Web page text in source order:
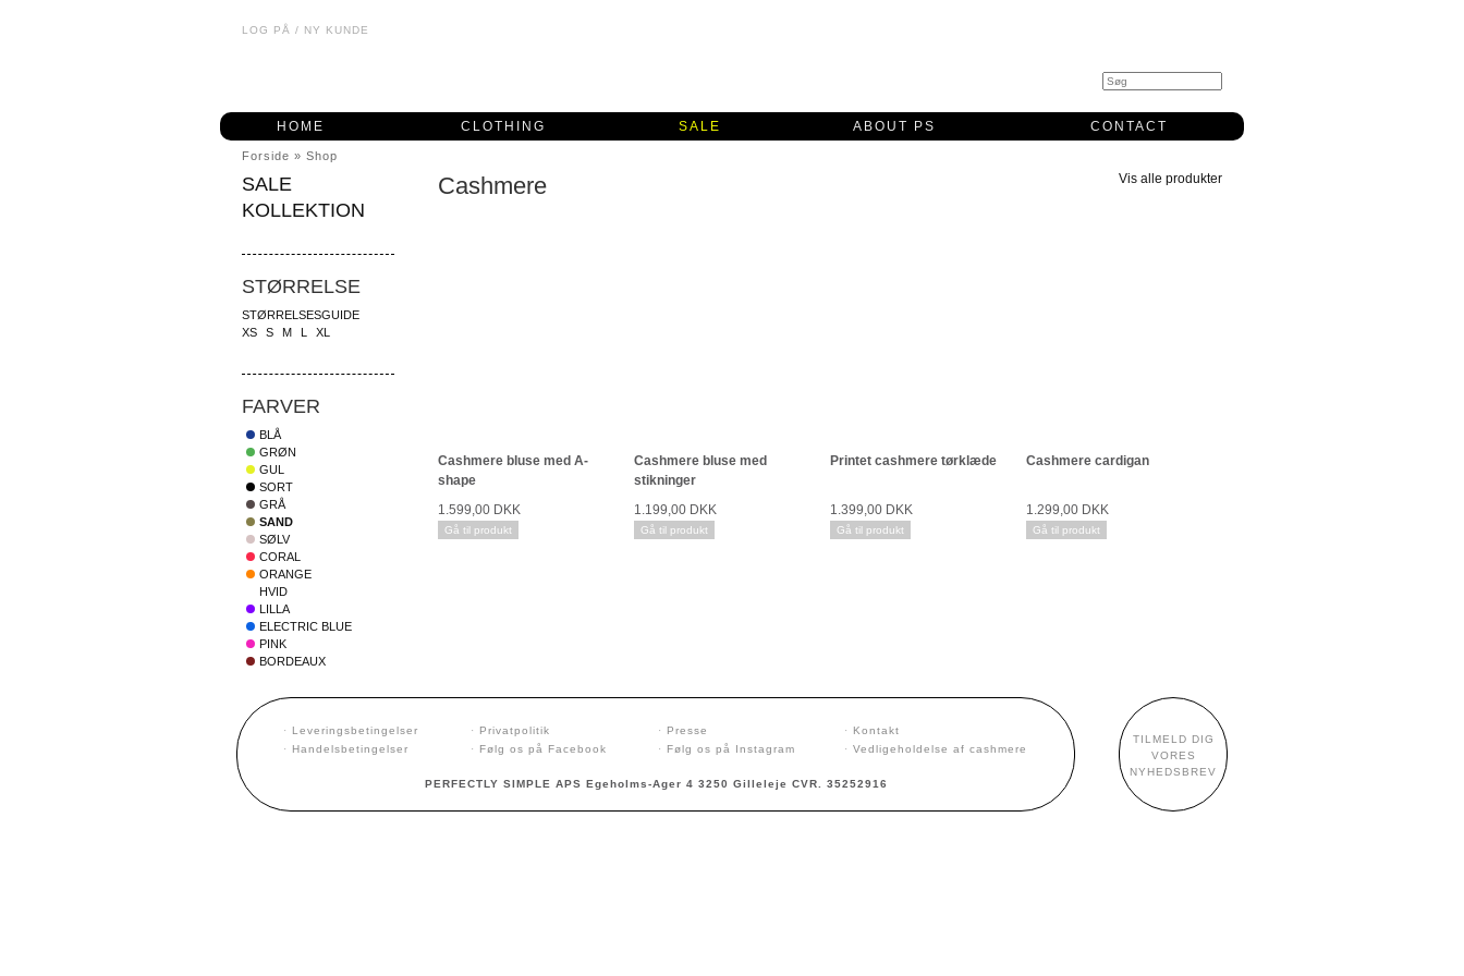
LOG PÅ / NY KUNDE
HOME CLOTHING SALE ABOUT PS CONTACT
Forside » Shop
SALE
KOLLEKTION
STØRRELSE
STØRRELSESGUIDE
XS
S M L XL
FARVER
BLÅ
GRØN
GUL
SORT
GRÅ
SAND
SØLV
CORAL
ORANGE
HVID
LILLA
ELECTRIC BLUE
PINK
BORDEAUX
Vis alle produkter
Cashmere
Cashmere bluse med A-
shape
1.599,00 DKK
Gå til produkt
Cashmere bluse med
stikninger
1.199,00 DKK
Gå til produkt
Printet cashmere tørklæde
1.399,00 DKK
Gå til produkt
Cashmere cardigan
1.299,00 DKK
Gå til produkt
· Leveringsbetingelser · Privatpolitik · Presse · Kontakt
· Handelsbetingelser · Følg os på Facebook · Følg os på Instagram · Vedligeholdelse af cashmere
PERFECTLY SIMPLE APS Egeholms-Ager 4 3250 Gilleleje CVR. 35252916
TILMELD DIG
VORES
NYHEDSBREV